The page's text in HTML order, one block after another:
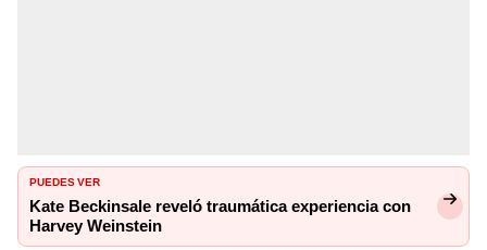
PUEDES VER
Kate Beckinsale reveló traumática experiencia con
Harvey Weinstein